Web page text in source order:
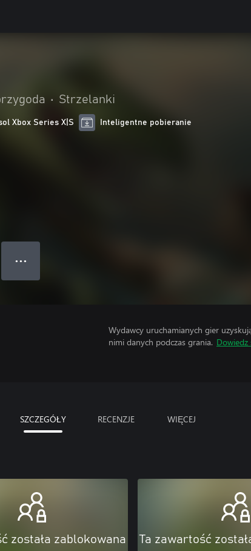
• Strzelanki
Xbox Series X|S Inteligentne pobieranie
● ● ●
Wydawcy uruchamianych gier
nimi danych podczas grania. Dowiedz
SZCZEGÓŁY RECENZJE WIĘCEJ
została zablokowana Ta zawartość